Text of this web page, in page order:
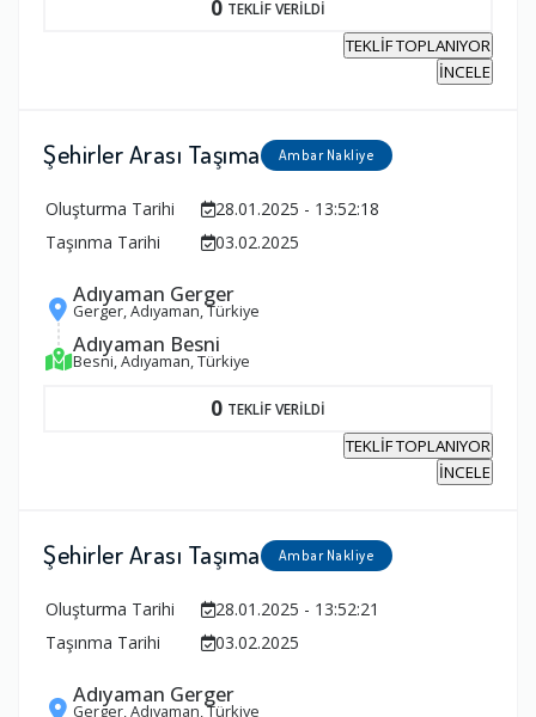
0 TEKLİF VERİLDİ
TEKLİF TOPLANIYOR
İNCELE
Şehirler Arası Taşıma Ambar Nakliye
Oluşturma Tarihi
28.01.2025 - 13:52:18
Taşınma Tarihi
03.02.2025
Adıyaman Gerger
Gerger, Adıyaman, Türkiye
Adıyaman Besni
Besni, Adıyaman, Türkiye
0 TEKLİF VERİLDİ
TEKLİF TOPLANIYOR
İNCELE
Şehirler Arası Taşıma Ambar Nakliye
Oluşturma Tarihi
28.01.2025 - 13:52:21
Taşınma Tarihi
03.02.2025
Adıyaman Gerger
Gerger, Adıyaman, Türkiye